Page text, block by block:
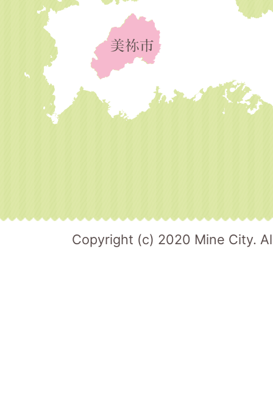
Copyright (c) 2020 Mine City.